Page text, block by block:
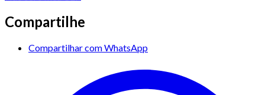
Compartilhe
Compartilhar com WhatsApp